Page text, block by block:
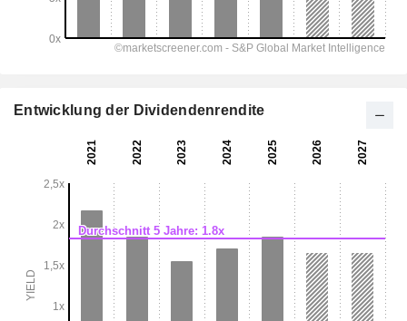
Entwicklung der Dividendenrendite